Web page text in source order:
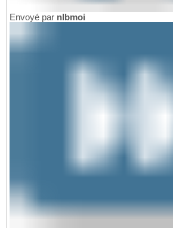
Envoyé par nlbmoi